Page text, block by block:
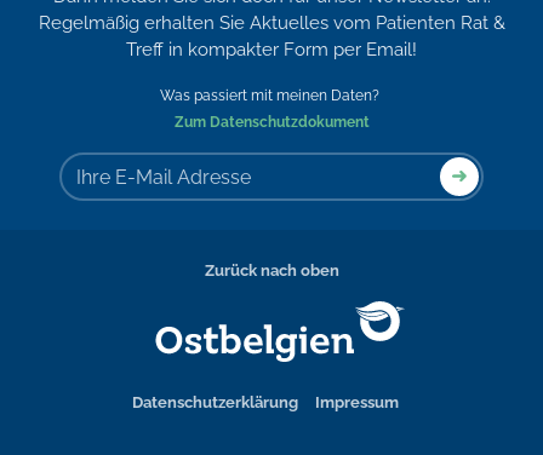
Regelmäßig erhalten Sie Aktuelles vom Patienten Rat &
Treff in kompakter Form per Email!
Was passiert mit meinen Daten?
Zum Datenschutzdokument
Datenschutzerklärung Impressum
Zurück nach oben